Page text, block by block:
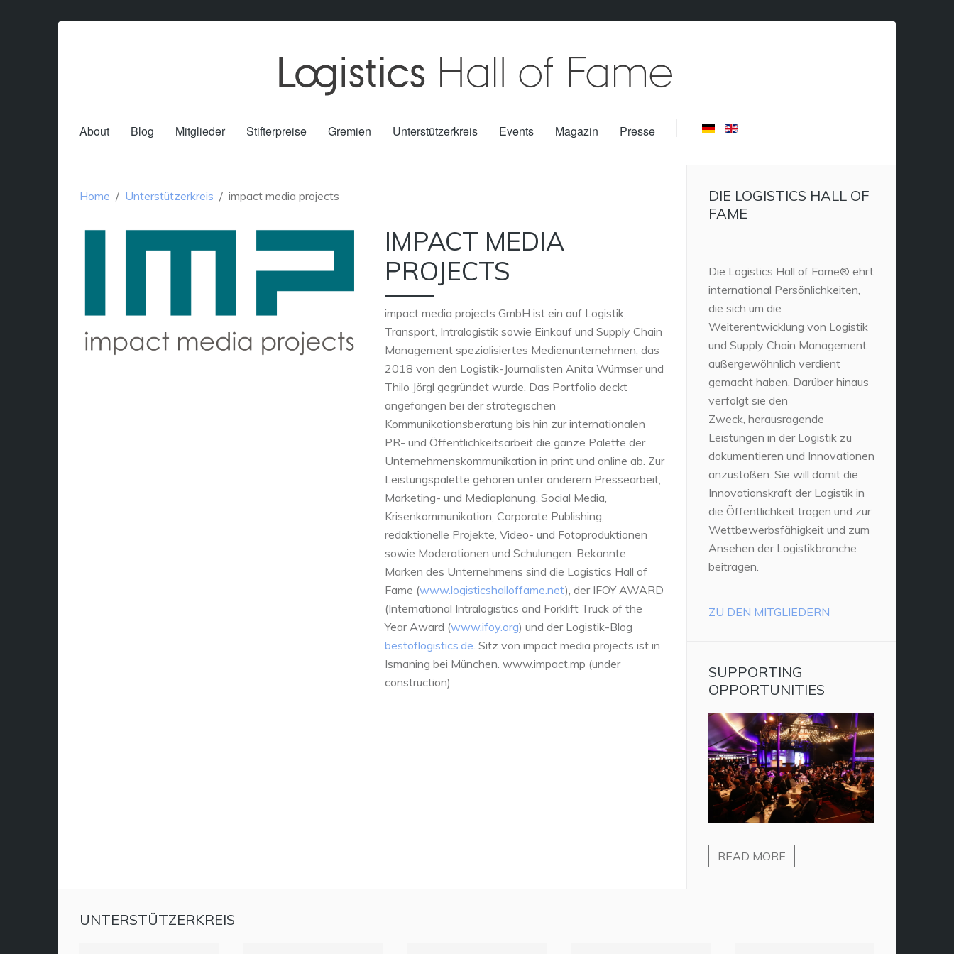
About Blog Mitglieder Stifterpreise Gremien Unterstützerkreis Events Magazin Presse
Home Unterstützerkreis impact media projects
IMPACT MEDIA
PROJECTS
impact media projects GmbH ist ein auf Logistik,
Transport, Intralogistik sowie Einkauf und Supply Chain
Management spezialisiertes Medienunternehmen, das
2018 von den Logistik-Journalisten Anita Würmser und
Thilo Jörgl gegründet wurde. Das Portfolio deckt
angefangen bei der strategischen
Kommunikationsberatung bis hin zur internationalen
PR- und Öffentlichkeitsarbeit die ganze Palette der
Unternehmenskommunikation in print und online ab. Zur
Leistungspalette gehören unter anderem Pressearbeit,
Marketing- und Mediaplanung, Social Media,
Krisenkommunikation, Corporate Publishing,
redaktionelle Projekte, Video- und Fotoproduktionen
sowie Moderationen und Schulungen. Bekannte
Marken des Unternehmens sind die Logistics Hall of
Fame (www.logisticshalloffame.net), der IFOY AWARD
(International Intralogistics and Forklift Truck of the
Year Award (www.ifoy.org) und der Logistik-Blog
bestoflogistics.de . Sitz von impact media projects ist in
Ismaning bei München. www.impact.mp (under
construction)
DIE LOGISTICS HALL OF
FAME
Die Logistics Hall of Fame® ehrt
international Persönlichkeiten,
die sich um die
Weiterentwicklung von Logistik
und Supply Chain Management
außergewöhnlich verdient
gemacht haben. Darüber hinaus
verfolgt sie den
Zweck, herausragende
Leistungen in der Logistik zu
dokumentieren und Innovationen
anzustoßen. Sie will damit die
Innovationskraft der Logistik in
die Öffentlichkeit tragen und zur
Wettbewerbsfähigkeit und zum
Ansehen der Logistikbranche
beitragen.
ZU DEN MITGLIEDERN
SUPPORTING
OPPORTUNITIES
READ MORE
UNTERSTÜTZERKREIS